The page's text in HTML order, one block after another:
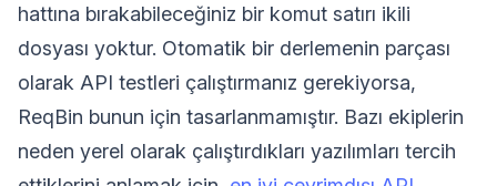
hattına bırakabileceğiniz bir komut satırı ikili
dosyası yoktur. Otomatik bir derlemenin parçası
olarak API testleri çalıştırmanız gerekiyorsa,
ReqBin bunun için tasarlanmamıştır. Bazı ekiplerin
neden yerel olarak çalıştırdıkları yazılımları tercih